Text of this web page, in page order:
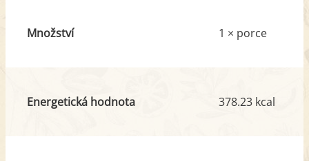
Množství 1 × porce
Energetická hodnota 378.23 kcal